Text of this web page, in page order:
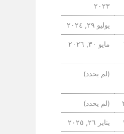
٢٠٢٣
يوليو ٢٩, ٢٠٢٤
مايو ٣٠, ٢٠٢٦
(لم يحدد)
(لم يحدد)
يناير ٢٦, ٢٠٢٥